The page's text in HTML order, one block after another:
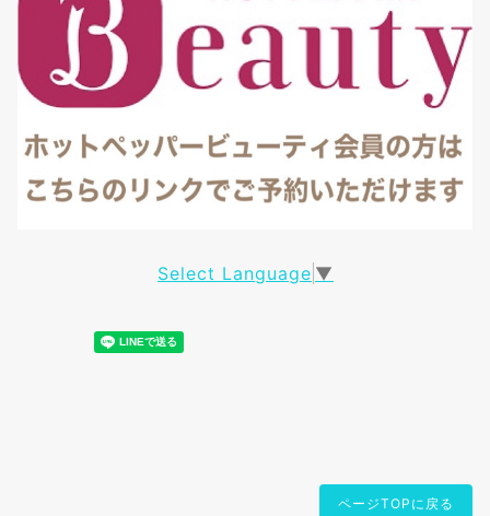
Select Language ▼
ページTOPに戻る